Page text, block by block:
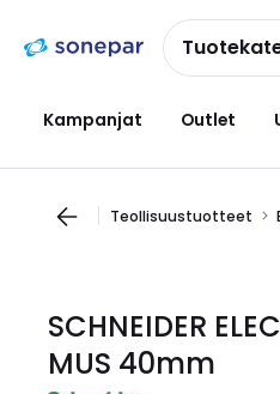
navigointiinsisältöön
Kampanjat Outlet
Teollisuustuotteet
SCHNEIDER
MUS 40mm